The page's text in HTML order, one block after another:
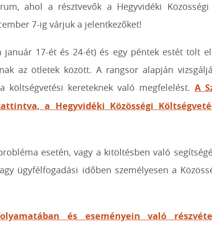
ahol a résztvevők a Hegyvidéki Közösségi
7-ig várjuk a jelentkezőket!
17-ét és 24-ét) és egy péntek estét tölt
az ötletek között. A rangsor alapján
költségvetési kereteknek való megfelelést.A
a Hegyvidéki Közösségi
esetén, vagy a kitöltésben való
ügyfélfogadási időben személyesen a
és eseményein való